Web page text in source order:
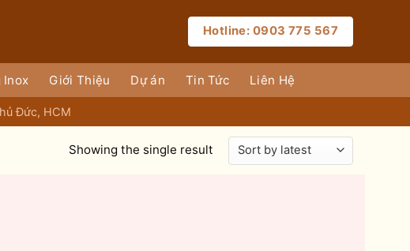
Hotline: 0903 775 567
Inox Giới Thiệu Dự án Tin Tức Liên Hệ
Đức, HCM
Showing the single result